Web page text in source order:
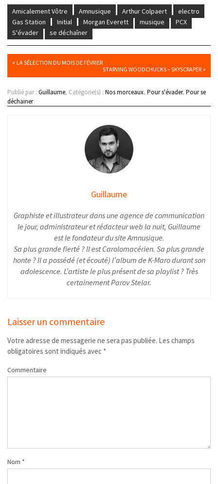
Amicalement Vôtre Amnusique Arthur Colpaert
electro
Gas Station
Initial Morgan Everett musique
PCX
S'évader
se déchaîner
« LA SÉLECTION DU MOIS DE FÉVRIER
STARVING WOODCHUCKS – SKYSCRAPER »
Publié par : Guillaume, Catégorie(s) : Nos morceaux, Pour s'évader, Pour se
déchainer
Guillaume
Graphiste et illustrateur dans une agence de communication
le jour, administrateur et rédacteur web la nuit, Guillaume
est le fondateur du site Amnusique.
Sa plus grande fierté ? Il est Carolomacérien. Sa plus grande
honte ? Il a possédé (et écouté) l’album de K-Maro durant son
adolescence. L’artiste le plus présent de sa playlist ? Très
certainement Parov Stelar.
Laisser un commentaire
Votre adresse de messagerie ne sera pas publiée. Les champs
obligatoires sont indiqués avec *
Commentaire
Nom *